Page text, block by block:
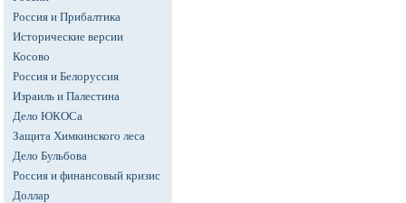
Россия и Прибалтика
Исторические версии
Косово
Россия и Белоруссия
Израиль и Палестина
Дело ЮКОСа
Защита Химкинского леса
Дело Бульбова
Россия и финансовый кризис
Доллар